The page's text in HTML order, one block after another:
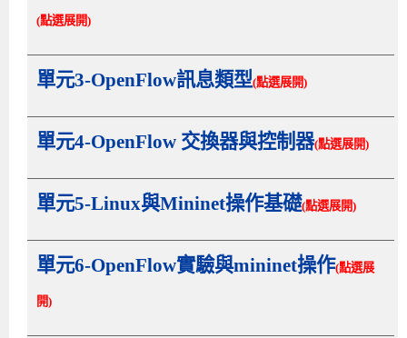
(點選展開)
單元3-OpenFlow訊息類型(點選展開)
單元4-OpenFlow 交換器與控制器(點選展開)
單元5-Linux與Mininet操作基礎(點選展開)
單元6-OpenFlow實驗與mininet操作(點選展
開)